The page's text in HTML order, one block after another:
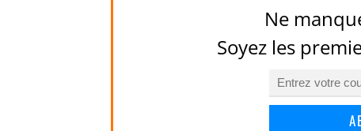
Ne
Soyez les